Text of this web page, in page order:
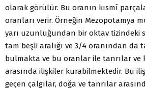
olarak görülür. Bu oranın kısmî
oranları verir. Örneğin Mezopotamya
yarı uzunluğundan bir oktav tizindeki
tam beşli aralığı ve 3/4 oranından da
bulmakta ve bu oranlar ile tanrılar ve
arasında ilişkiler kurabilmektedir. Bu
geçen çalgılar, doğa ve tanrılar